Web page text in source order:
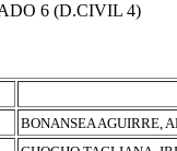
6 (D.CIVIL 4)
BONANSEA AGUIRRE,